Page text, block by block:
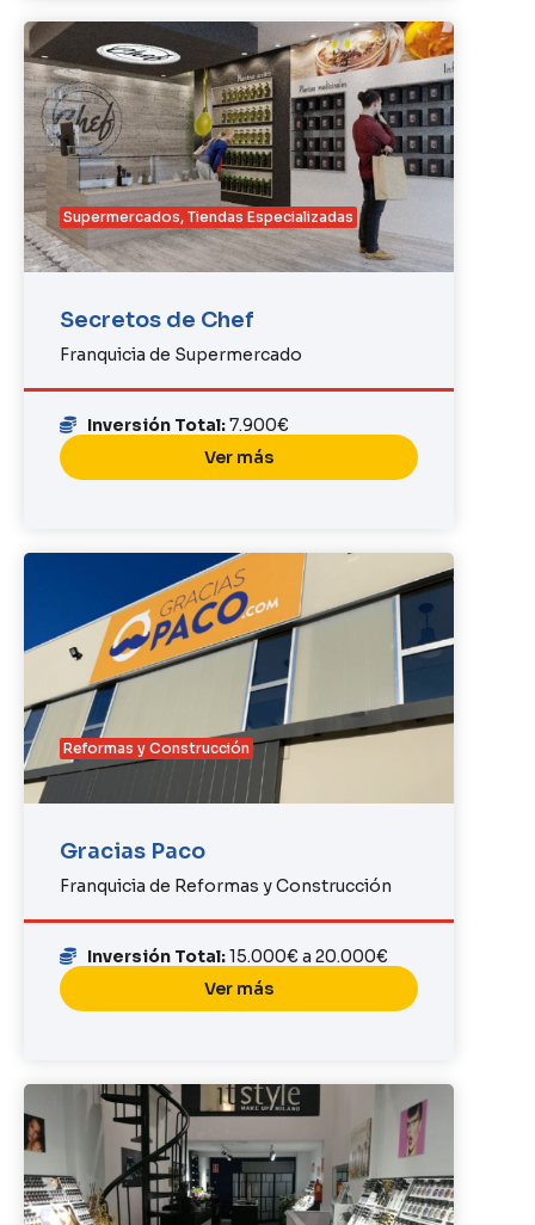
Supermercados, Tiendas Especializadas
Secretos de Chef
Franquicia de Supermercado
Inversión Total:7.900€
Ver más
Reformas y Construcción
Gracias Paco
Franquicia de Reformas y Construcción
Inversión Total:15.000€ a 20.000€
Ver más